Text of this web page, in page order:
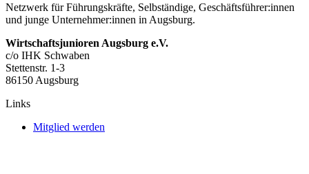
Netzwerk für Führungskräfte, Selbständige, Geschäftsführer:innen
und junge Unternehmer:innen in Augsburg.
Wirtschaftsjunioren Augsburg e.V.
c/o IHK Schwaben
Stettenstr. 1-3
86150 Augsburg
Links
Mitglied werden